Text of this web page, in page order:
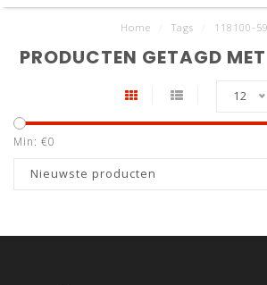
Home Tags 118100-
PRODUCTEN GETAGD
12
Min: €0
Nieuwste producten